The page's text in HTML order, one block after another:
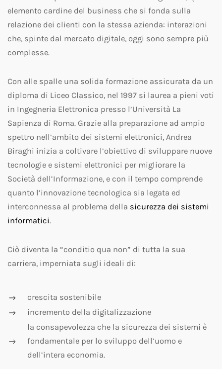
elemento cardine del business che si fonda sulla
relazione dei clienti con la stessa azienda: interazioni
che, spinte dal mercato digitale, oggi sono sempre più
complesse.
Con alle spalle una solida formazione assicurata da un
diploma di Liceo Classico, nel 1997 si laurea a pieni voti
in Ingegneria Elettronica presso l’Università La
Sapienza di Roma. Grazie alla preparazione ad ampio
spettro nell’ambito dei sistemi elettronici, Andrea
Biraghi inizia a coltivare l’obiettivo di sviluppare nuove
tecnologie e sistemi elettronici per migliorare la
Società dell’Informazione, e con il tempo comprende
quanto l’innovazione tecnologica sia legata ed
interconnessa al problema della sicurezza dei sistemi
informatici.
Ciò diventa la “conditio qua non” di tutta la sua
carriera, imperniata sugli ideali di:
crescita sostenibile
incremento della digitalizzazione
la consapevolezza che la sicurezza dei sistemi è
fondamentale per lo sviluppo dell’uomo e
dell’intera economia.